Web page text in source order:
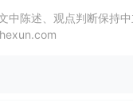
中陈述、观点判断保